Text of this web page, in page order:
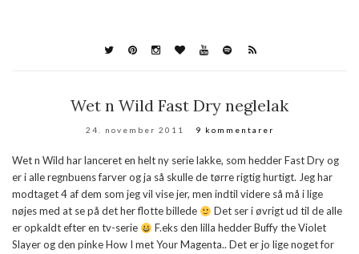
Wet n Wild Fast Dry neglelak
24. november 2011 9 kommentarer
Wet n Wild har lanceret en helt ny serie lakke, som hedder Fast Dry og
er i alle regnbuens farver og ja så skulle de tørre rigtig hurtigt. Jeg har
modtaget 4 af dem som jeg vil vise jer, men indtil videre så må i lige
nøjes med at se på det her flotte billede
Det ser i øvrigt ud til de alle
er opkaldt efter en tv-serie
F.eks den lilla hedder Buffy the Violet
Slayer og den pinke How I met Your Magenta.. Det er jo lige noget for